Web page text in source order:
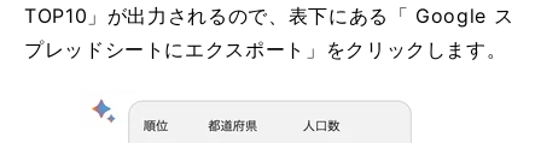
TOP10」が出力されるので、表下にある「 Google ス
プレッドシートにエクスポート」をクリックします。